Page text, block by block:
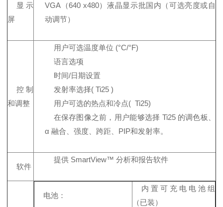
显示
屏
VGA（640 x480）液晶显示批国内（可选亮度或自
动调节）
控制
和调整
用户可选温度单位 (°C/°F)
语言选项
时间/日期设置
发射率选择( Ti25 )
用户可选的热点和冷点( Ti25)
在保存图像之前，用户能够选择 Ti25 的调色板、
α 融合、强度、跨距、PIP和发射率。
软件
提供 SmartView™ 分析和报告软件
电池：
内置可充电电池组
（已装）